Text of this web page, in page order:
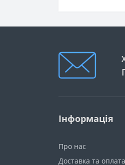
Інформація
Про нас
Доставка та оплата